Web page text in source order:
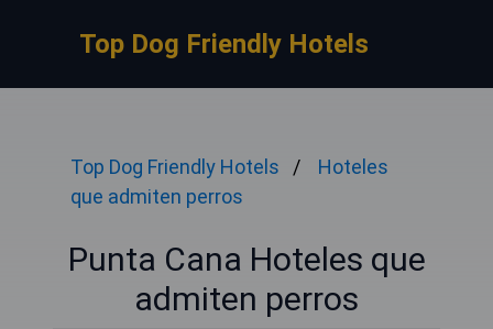
Top Dog Friendly Hotels
Top Dog Friendly Hotels
Hoteles
que admiten perros
Punta Cana Hoteles que
admiten perros